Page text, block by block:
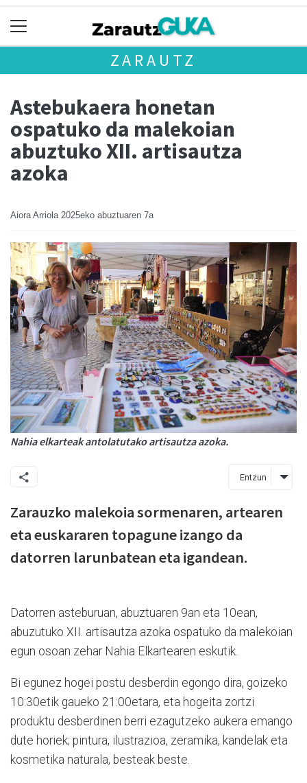
ZARAUTZ
Astebukaera honetan
ospatuko da malekoian
abuztuko XII. artisautza
azoka
Aiora Arriola 2025eko abuztuaren 7a
Nahia elkarteak antolatutako artisautza azoka.
Entzun
Zarauzko malekoia sormenaren, artearen
eta euskararen topagune izango da
datorren larunbatean eta igandean.
Datorren asteburuan, abuztuaren 9an eta 10ean,
abuzutuko XII. artisautza azoka ospatuko da malekoian
egun osoan zehar Nahia Elkartearen eskutik.
Bi egunez hogei postu desberdin egongo dira, goizeko
10:30etik gaueko 21:00etara, eta hogeita zortzi
produktu desberdinen berri ezagutzeko aukera emango
dute horiek; pintura, ilustrazioa, zeramika, kandelak eta
kosmetika naturala, besteak beste.